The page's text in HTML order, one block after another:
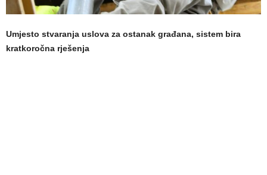
Umjesto stvaranja uslova za ostanak građana, sistem bira
kratkoročna rješenja